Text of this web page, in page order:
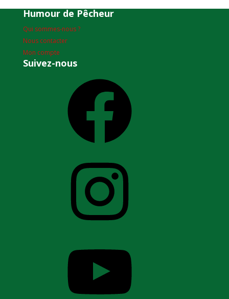
Humour de Pêcheur
Qui sommes-nous ?
Nous contacter
Mon compte
Suivez-nous